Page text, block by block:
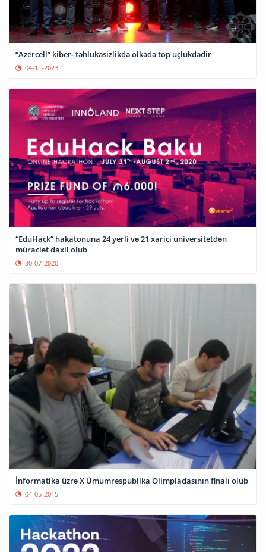
“Azercell” kiber- təhlükəsizlikdə ölkədə top üçlükdədir
04-11-2023
“EduHack” hakatonuna 24 yerli və 21 xarici universitetdən
müraciət daxil olub
30-07-2020
İnformatika üzrə X Ümumrespublika Olimpiadasının finalı olub
04-05-2015